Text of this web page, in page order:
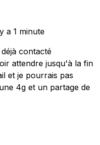
a 1 minute
contacté
attendre jusqu'à la fin
et je pourrais pas
4g et un partage de